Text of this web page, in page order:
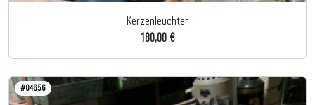
Kerzenleuchter
180,00 €
#04656